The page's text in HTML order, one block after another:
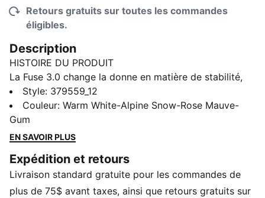
Retours gratuits sur toutes les commandes
éligibles.
Description
HISTOIRE DU PRODUIT
La Fuse 3.0 change la donne en matière de stabilité,
d'ajustement et de traction. Nous avons élargi la
forme et amélioré la semelle extérieure PUMAGRIP.
Cette chaussure d'entraînement est inspirée par les
athlètes et testée par la communauté pour la force et
au niveau supérieur avec le Fuse 3.0.
CARACTÉRISTIQUES ET AVANTAGES
PUMAGRIP : Semelle extérieure en caoutchouc durable
Style: 379559_12
Couleur: Warm White-Alpine Snow-Rose Mauve-
Gum
EN SAVOIR PLUS
Expédition et retours
Livraison standard gratuite pour les commandes de
plus de 75$ avant taxes, ainsi que retours gratuits sur